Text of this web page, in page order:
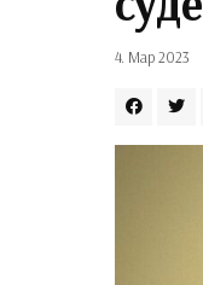
4. Мар 2023